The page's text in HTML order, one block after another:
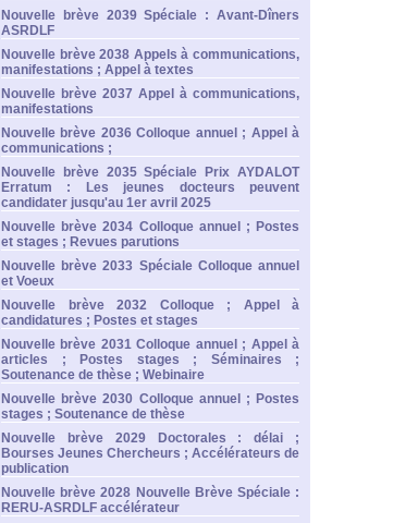
Nouvelle brève 2039 Spéciale : Avant-Dîners
ASRDLF
Nouvelle brève 2038 Appels à communications,
manifestations ; Appel à textes
Nouvelle brève 2037 Appel à communications,
manifestations
Nouvelle brève 2036 Colloque annuel ; Appel à
communications ;
Nouvelle brève 2035 Spéciale Prix AYDALOT
Erratum : Les jeunes docteurs peuvent
candidater jusqu'au 1er avril 2025
Nouvelle brève 2034 Colloque annuel ; Postes
et stages ; Revues parutions
Nouvelle brève 2033 Spéciale Colloque annuel
et Voeux
Nouvelle brève 2032 Colloque ; Appel à
candidatures ; Postes et stages
Nouvelle brève 2031 Colloque annuel ; Appel à
articles ; Postes stages ; Séminaires ;
Soutenance de thèse ; Webinaire
Nouvelle brève 2030 Colloque annuel ; Postes
stages ; Soutenance de thèse
Nouvelle brève 2029 Doctorales : délai ;
Bourses Jeunes Chercheurs ; Accélérateurs de
publication
Nouvelle brève 2028 Nouvelle Brève Spéciale :
RERU-ASRDLF accélérateur